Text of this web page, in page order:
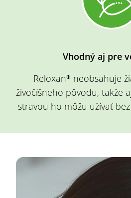
Vhodný aj pre
Reloxan® neobsahuje
živočíšneho pôvodu, takže
stravou ho môžu užívať